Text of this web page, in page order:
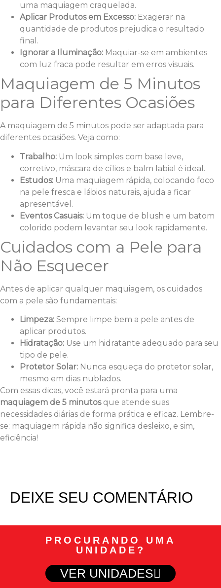
uma maquiagem craquelada.
Aplicar Produtos em Excesso: Exagerar na
quantidade de produtos prejudica o resultado
final.
Ignorar a Iluminação: Maquiar-se em ambientes
com luz fraca pode resultar em erros visuais.
Maquiagem de 5 Minutos
para Diferentes Ocasiões
A maquiagem de 5 minutos pode ser adaptada para
diferentes ocasiões. Veja como:
Trabalho: Um look simples com base leve,
corretivo, máscara de cílios e balm labial é ideal.
Estudos: Uma maquiagem rápida, colocando foco
na pele fresca e lábios naturais, ajuda a ficar
apresentável.
Eventos Casuais: Um toque de blush e um batom
colorido podem levantar seu look rapidamente.
Cuidados com a Pele para
Não Esquecer
Antes de aplicar qualquer maquiagem, os cuidados
com a pele são fundamentais:
Limpeza: Sempre limpe bem a pele antes de
aplicar produtos.
Hidratação: Use um hidratante adequado para seu
tipo de pele.
Protetor Solar: Nunca esqueça do protetor solar,
mesmo em dias nublados.
Com essas dicas, você estará pronta para uma
maquiagem de 5 minutosque atende suas
necessidades diárias de forma prática e eficaz. Lembre-
se: maquiagem rápida não significa desleixo, e sim,
eficiência!
DEIXE SEU COMENTÁRIO
PROCURANDO UMA
UNIDADE?
VER UNIDADES